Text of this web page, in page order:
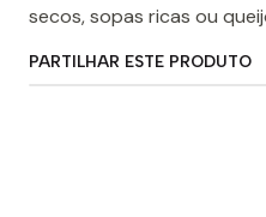
secos, sopas ricas ou
PARTILHAR ESTE PRODUTO